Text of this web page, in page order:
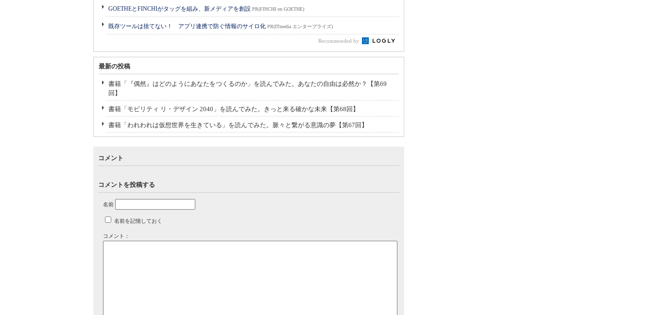
GOETHEとFINCHIがタッグを組み、新メディアを創設 PR(FINCHI on GOETHE)
既存ツールは捨てない！ アプリ連携で防ぐ情報のサイロ化 PR(ITmedia エンタープライズ)
Recommended by
最新の投稿
書籍「『偶然』はどのようにあなたをつくるのか」を読んでみた。あなたの自由は必然か？【第69
回】
書籍「モビリティ リ・デザイン 2040」を読んでみた。きっと来る確かな未来【第68回】
書籍「われわれは仮想世界を生きている」を読んでみた。脈々と繋がる意識の夢【第67回】
コメント
コメントを投稿する
名前
名前を記憶しておく
コメント：